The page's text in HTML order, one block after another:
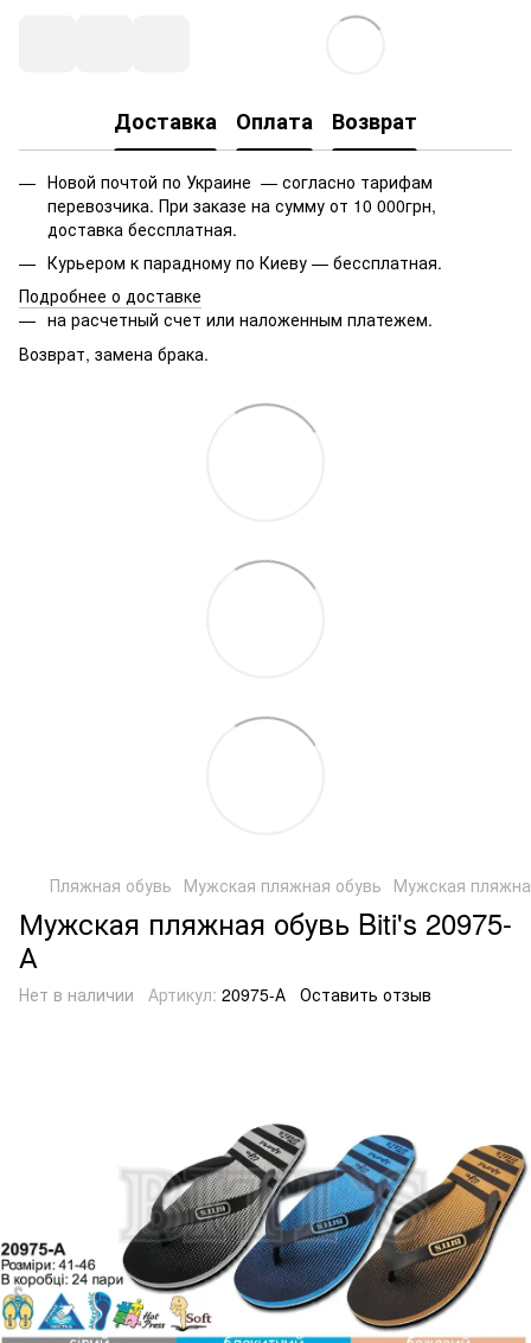
Доставка Оплата Возврат
Новой почтой по Украине — согласно тарифам
перевозчика. При заказе на сумму от 10 000грн,
доставка бессплатная.
Курьером к парадному по Киеву — бессплатная.
Подробнее о доставке
на расчетный счет или наложенным платежем.
Возврат, замена брака.
Пляжная обувь Мужская пляжная обувь Мужская
Мужская пляжная обувь Biti's 20975-
А
Нет в наличии Артикул: 20975-А Оставить отзыв